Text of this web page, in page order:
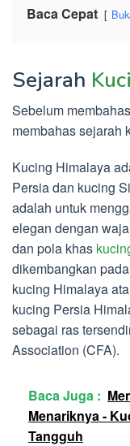
Baca Cepat
Sejarah
Sebelum
membahas sejarah
Kucing Himalaya
Persia dan kucing
adalah untuk
elegan dengan
dan pola khas
dikembangkan
kucing Himalaya
kucing Persia
sebagai ras
Association (CFA).
Baca Juga :
Menariknya -
Tangguh